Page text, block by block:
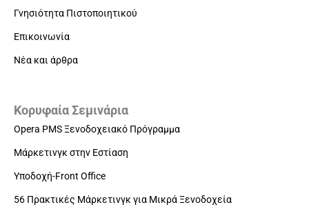
Γνησιότητα Πιστοποιητικού
Επικοινωνία
Νέα και άρθρα
Κορυφαία Σεμινάρια
Opera PMS Ξενοδοχειακό Πρόγραμμα
Μάρκετινγκ στην Εστίαση
Υποδοχή-Front Office
56 Πρακτικές Μάρκετινγκ για Μικρά Ξενοδοχεία